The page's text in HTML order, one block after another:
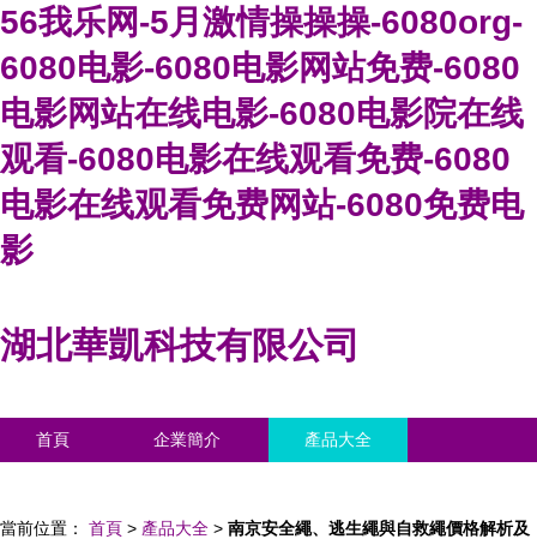
56我乐网-5月激情操操操-6080org-
6080电影-6080电影网站免费-6080
电影网站在线电影-6080电影院在线
观看-6080电影在线观看免费-6080
电影在线观看免费网站-6080免费电
影
湖北華凱科技有限公司
首頁 企業簡介 產品大全
當前位置： 首頁 > 產品大全 > 南京安全繩、逃生繩與自救繩價格解析及